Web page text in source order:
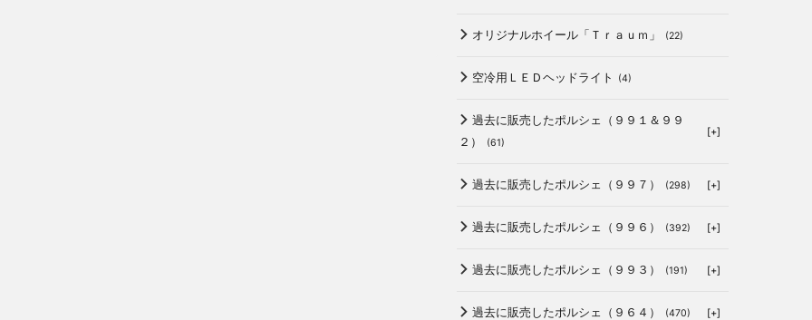
オリジナルホイール「Ｔｒａｕｍ」 (22)
空冷用ＬＥＤヘッドライト (4)
過去に販売したポルシェ（９９１＆９９
２）
(61)
[+]
過去に販売したポルシェ（９９７） (298) [+]
過去に販売したポルシェ（９９６） (392) [+]
過去に販売したポルシェ（９９３） (191) [+]
過去に販売したポルシェ（９６４） (470) [+]